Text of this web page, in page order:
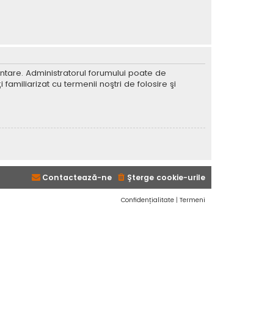
Administratorul forumului poate de
cu termenii noştri de folosire şi
Şterge cookie-urile
Contactează-ne
Confidențialitate | Termeni